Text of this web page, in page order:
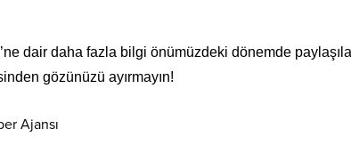
dair daha fazla bilgi önümüzdeki dönemde
gözünüzü ayırmayın!
Ajansı